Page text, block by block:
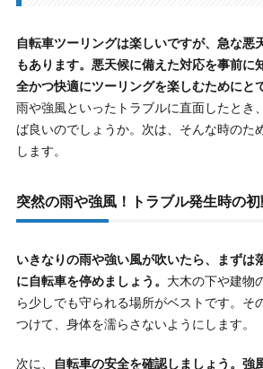
自転車ツーリングは楽しいですが、急な悪
もあります。悪天候に備えた対応を事前に
全かつ快適にツーリングを楽しむためにと
雨や強風といったトラブルに直面したとき
ば良いのでしょうか。次は、そんな時のた
します。
突然の雨や強風！トラブル発生時の
いきなりの雨や強い風が吹いたら、まずは
に自転車を停めましょう。 大木の下や建物
ら少しでも守られる場所がベストです。そ
つけて、身体を濡らさないようにします。
次に、 自転車の安全を確認しましょう。強